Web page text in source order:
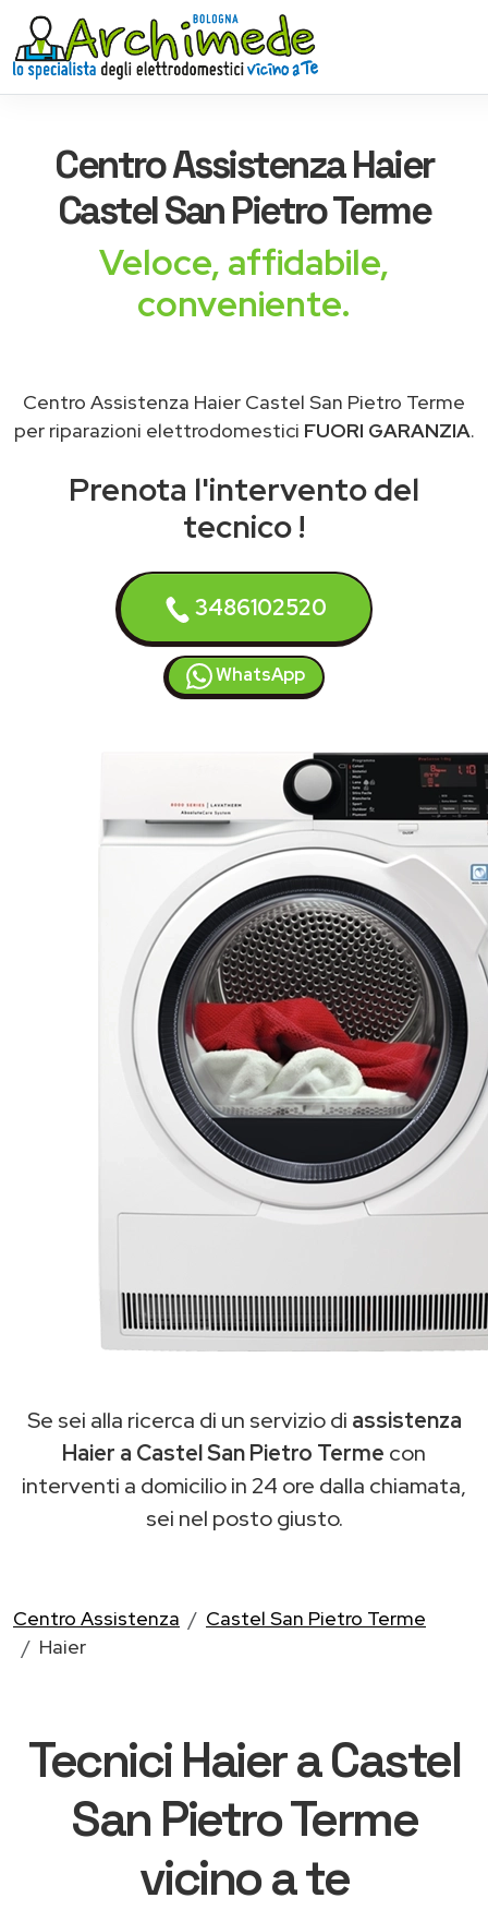
Centro AssistenzaHaier
Castel San Pietro Terme
Veloce, affidabile,
conveniente.
Centro Assistenza Haier Castel San Pietro Terme
per riparazioni elettrodomestici FUORI GARANZIA.
Prenota l'intervento del
tecnico !
3486102520
WhatsApp
Se sei alla ricerca di un servizio di assistenza
Haier a Castel San Pietro Terme con
interventi a domicilio in 24 ore dalla chiamata,
sei nel posto giusto.
Centro Assistenza
Castel San Pietro Terme
Haier
Tecnici Haier a Castel
San Pietro Terme
vicino a te